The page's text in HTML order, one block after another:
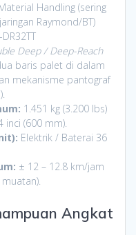
Handling (sering
Raymond/BT)
Deep / Deep-Reach
baris palet di dalam
mekanisme pantograf
1.451 kg (3.200 lbs)
inci (600 mm).
Elektrik / Baterai 36
± 12 – 12.8 km/jam
Angkat